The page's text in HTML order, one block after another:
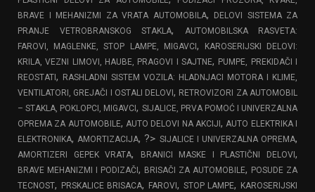
BRAVE I MEHANIZMI ZA VRATA AUTOMOBILA,
DELOVI SISTEMA ZA
PRANJE VETROBRANSKOG STAKLA,
AUTOMOBILSKA RASVETA:
FAROVI, MAGLENKE, STOP LAMPE, MIGAVCI ,
KAROSERIJSKI DELOVI:
KRILA, VEZNI LIMOVI, HAUBE, PRAGOVI I SAJTNE, PUMPE, PREKIDAČI I
REOSTATI ,
RASHLADNI SISTEM VOZILA: HLADNJACI MOTORA I KLIME,
VENTILATORI, GREJAČI I OSTALI DELOVI, RETROVIZORI ZA AUTOMOBIL
– STAKLA, POKLOPCI, MIGAVCI, SIJALICE, PRVA POMOĆ I UNIVERZALNA
OPREMA ZA AUTOMOBILE,AUTO DELOVI NA AKCIJI,AUTO ELEKTRIKA I
ELEKTRONIKA,AMORTIZACIJA, ?> SIJALICE I UNIVERZALNA OPREMA,
AMORTIZERI GEPEK VRATA, BRANICI MASKE I PLASTIČNI DELOVI,
BRAVE MEHANIZMI I PODIZAČI , BRISAČI ZA AUTOMOBILE, POSUDE ZA
TECNOST, PRSKALICE BRISACA, FAROVI, STOP LAMPE,
KAROSERIJSKI